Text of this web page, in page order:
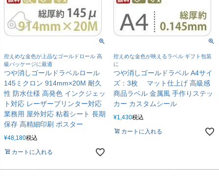
控えめな金色が上品なゴールドロール 高
級パッケージに最適
つや消しゴールドラベルロール
145ミクロン 914mm×20M 耐久
性 防水仕様 高発色 インクジェッ
ト対応 レーザープリンター対応
業務用 屋外対応 粘着シート 長期
保存 高精細印刷 ポスター
¥48,180税込
カートに入れる
控えめな金色が映えるラベル ギフト包装
に
つや消しゴールドラベル A4サイ
ズ：3枚 マット仕上げ 高級感
商品ラベル 金属風 手作りステッ
カー カスタムシール
¥1,430税込
カートに入れる